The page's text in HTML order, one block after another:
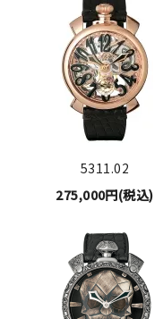
5311.02
275,000円(税込)